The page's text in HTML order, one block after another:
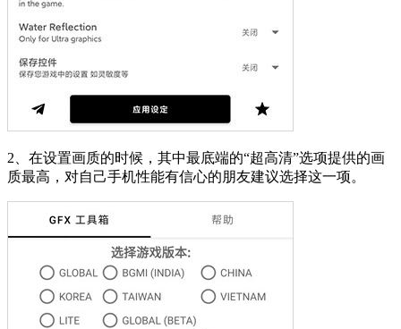
2、在设置画质的时候，其中最底端的“超高清”选项提供的画
质最高，对自己手机性能有信心的朋友建议选择这一项。